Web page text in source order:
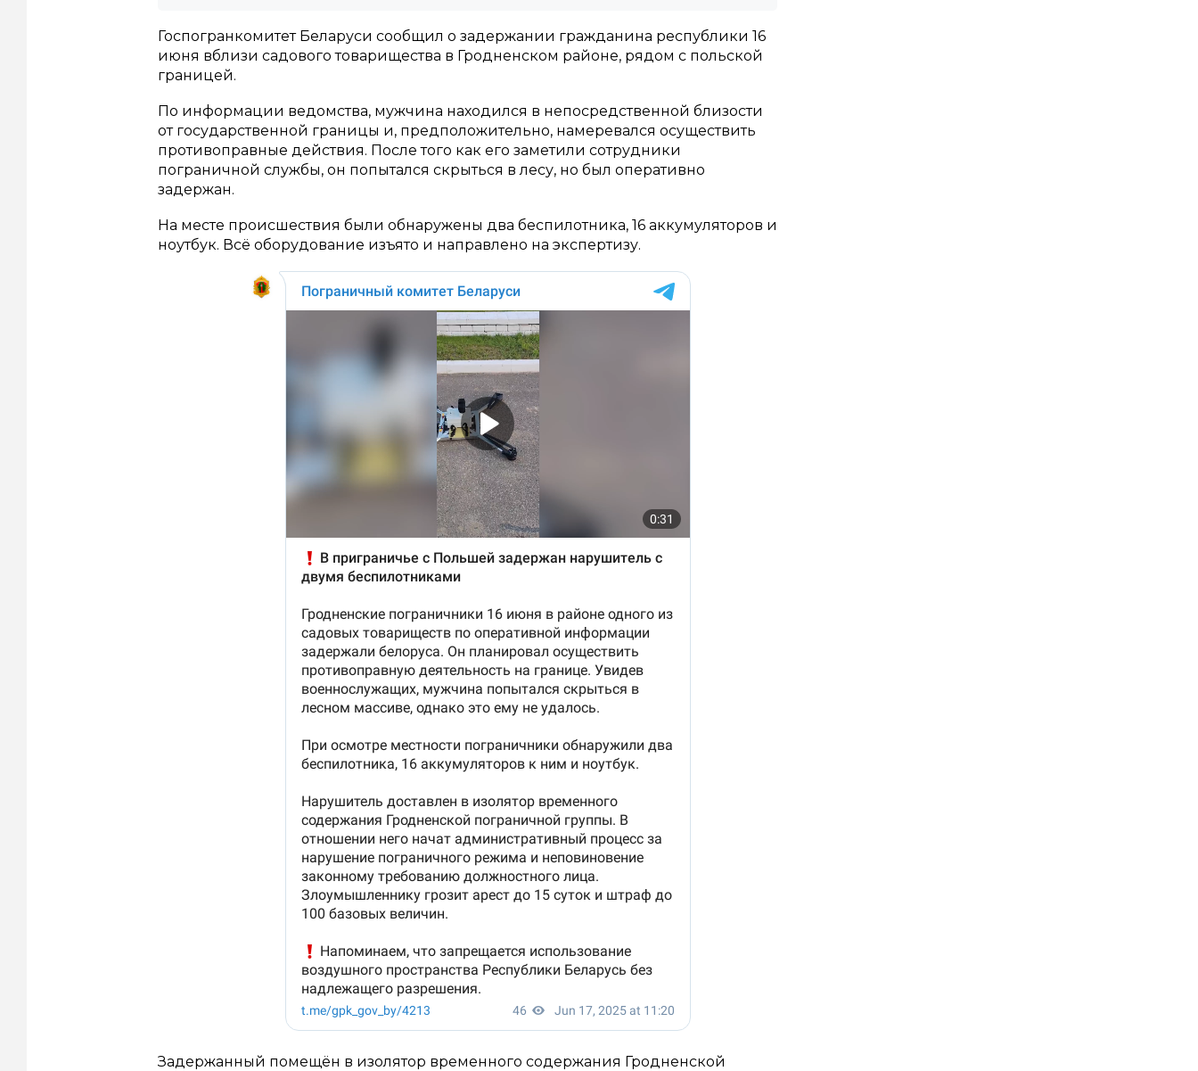
Госпогранкомитет Беларуси сообщил о задержании гражданина республики 16
июня вблизи садового товарищества в Гродненском районе, рядом с польской
границей.
По информации ведомства, мужчина находился в непосредственной близости
от государственной границы и, предположительно, намеревался осуществить
противоправные действия. После того как его заметили сотрудники
пограничной службы, он попытался скрыться в лесу, но был оперативно
задержан.
На месте происшествия были обнаружены два беспилотника, 16 аккумуляторов и
ноутбук. Всё оборудование изъято и направлено на экспертизу.
Задержанный помещён в изолятор временного содержания Гродненской